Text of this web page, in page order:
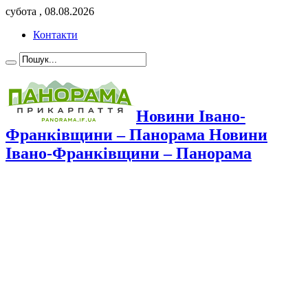
субота , 08.08.2026
Контакти
Новини Івано-
Франківщини – Панорама Новини
Івано-Франківщини – Панорама